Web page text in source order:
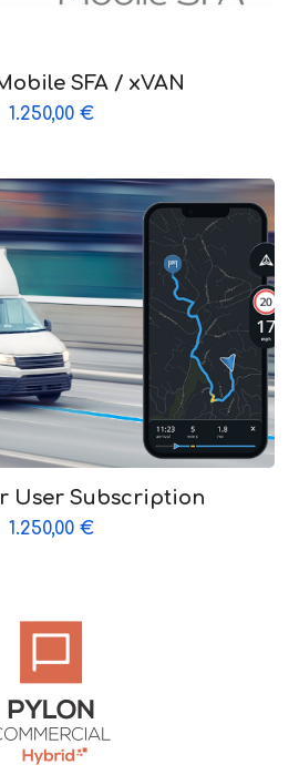
SFA / xVAN
1.250,00 €
User Subscription
1.250,00 €